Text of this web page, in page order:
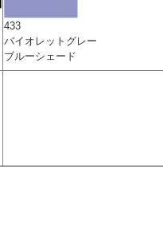
433
バイオレットグレー
ブルーシェード